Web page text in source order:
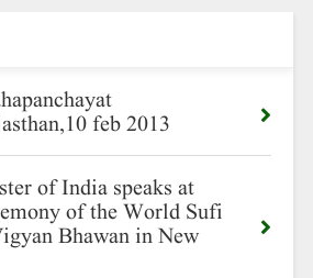
feb 2013
of India speaks at
of the World Sufi
Bhawan in New